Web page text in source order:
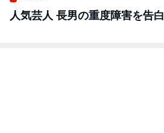
人気芸人 長男の重度障害を告白